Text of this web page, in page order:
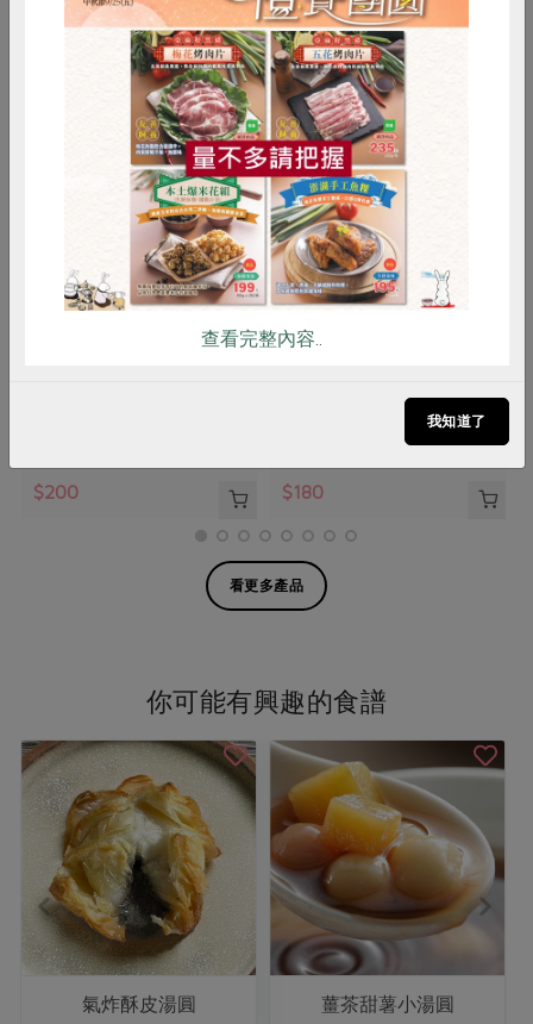
你可能有興趣的產品
$200
紅豆(沈福來)-600g/包
$180
看更多產品
你可能有興趣的食譜
氣炸酥皮湯圓 薑茶甜薯小湯圓
RPET 食譜 減硝酸鹽
雞蛋 食安 共同購買
查看完整內容..
我知道了